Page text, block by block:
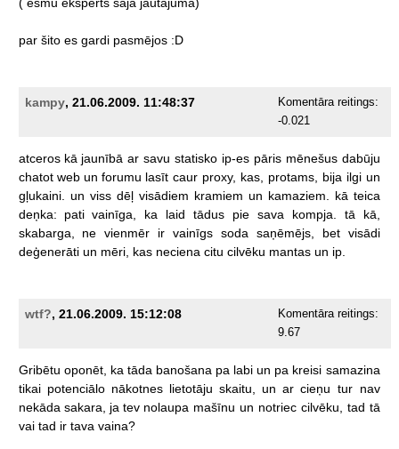
par šito es gardi pasmējos :D
kampy, 21.06.2009. 11:48:37
Komentāra reitings:
-0.021
atceros kā jaunībā ar savu statisko ip-es pāris mēnešus dabūju
chatot web un forumu lasīt caur proxy, kas, protams, bija ilgi un
gļukaini.
un viss dēļ visādiem kramiem un kamaziem. kā teica
deņka:
pati vainīga, ka laid tādus pie sava kompja. tā
kā,
skabarga,
ne vienmēr ir vainīgs soda saņēmējs, bet visādi
deģenerāti un mēri, kas neciena citu cilvēku mantas un ip.
wtf?, 21.06.2009. 15:12:08
Komentāra reitings:
9.67
Gribētu oponēt, ka tāda banošana pa labi un pa kreisi samazina
tikai potenciālo nākotnes lietotāju skaitu, un ar cieņu tur nav
nekāda sakara, ja tev nolaupa mašīnu un notriec cilvēku, tad tā
vai tad ir tava vaina?